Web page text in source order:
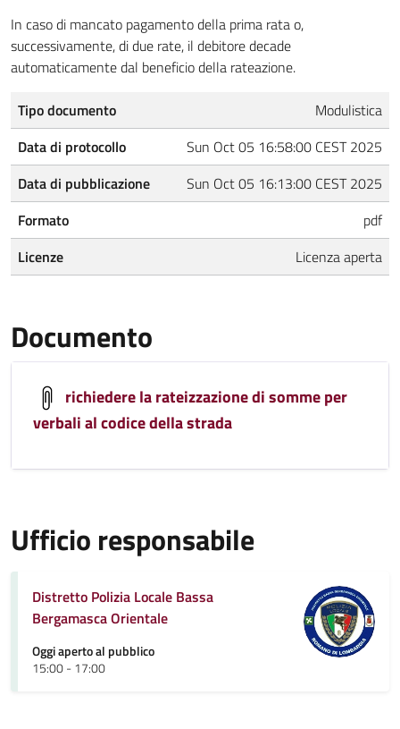
In caso di mancato pagamento della prima rata o,
successivamente, di due rate, il debitore decade
automaticamente dal beneficio della rateazione.
Tipo documento
Modulistica
Data di protocollo
Sun Oct 05 16:58:00 CEST 2025
Data di pubblicazione
Sun Oct 05 16:13:00 CEST 2025
Formato
pdf
Licenze
Licenza aperta
Documento
richiedere la rateizzazione di somme per
verbali al codice della strada
Ufficio responsabile
Distretto Polizia Locale Bassa
Bergamasca Orientale
Oggi aperto al pubblico
15:00 - 17:00